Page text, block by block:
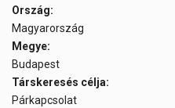
Ország:
Magyarország
Megye:
Budapest
Társkeresés célja:
Párkapcsolat